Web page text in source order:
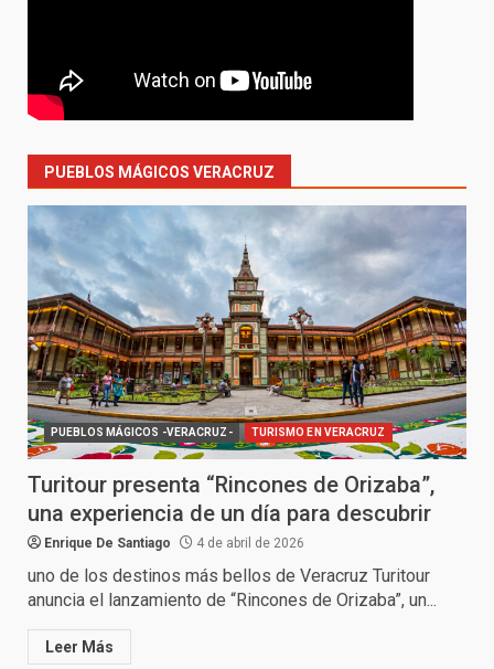
PUEBLOS MÁGICOS VERACRUZ
PUEBLOS MÁGICOS -VERACRUZ- TURISMO EN VERACRUZ
Turitour presenta “Rincones de Orizaba”,
una experiencia de un día para descubrir
Enrique De Santiago 4 de abril de 2026
uno de los destinos más bellos de Veracruz Turitour
anuncia el lanzamiento de “Rincones de Orizaba”, un...
Leer Más